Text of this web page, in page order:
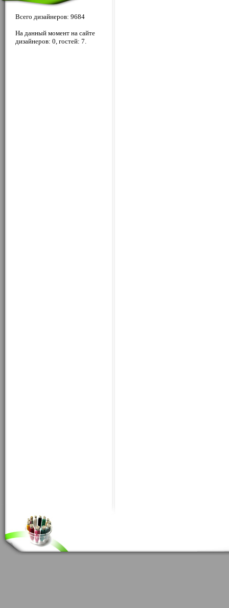
Всего дизайнеров: 9684
На данный момент на сайте
дизайнеров: 0, гостей: 7.